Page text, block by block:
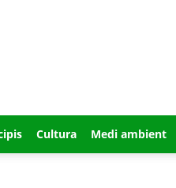
Cultura Medi ambient